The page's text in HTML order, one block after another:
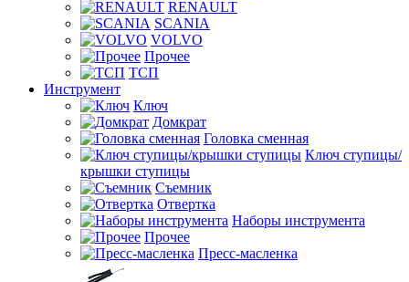
RENAULT
SCANIA
VOLVO
Прочее
ТСП
Инструмент
Ключ
Домкрат
Головка сменная
Ключ ступицы/
крышки ступицы
Съемник
Отвертка
Наборы инструмента
Прочее
Пресс-масленка